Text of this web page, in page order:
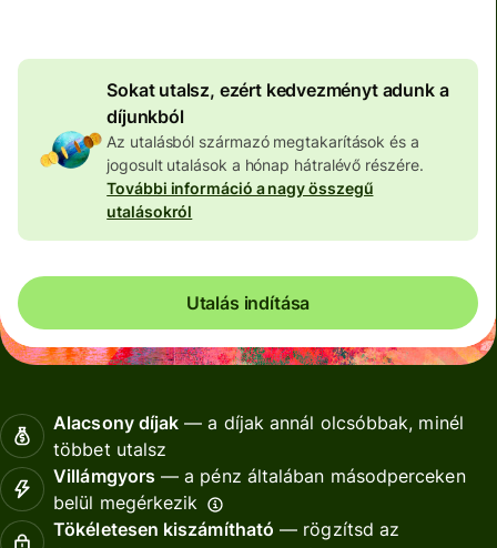
Sokat utalsz, ezért kedvezményt adunk a
díjunkból
Az utalásból származó megtakarítások és a
jogosult utalások a hónap hátralévő részére.
További információ a nagy összegű
utalásokról
Utalás indítása
Alacsony díjak — a díjak annál olcsóbbak, minél
többet utalsz
Villámgyors — a pénz általában másodperceken
belül megérkezik
Tökéletesen kiszámítható — rögzítsd az